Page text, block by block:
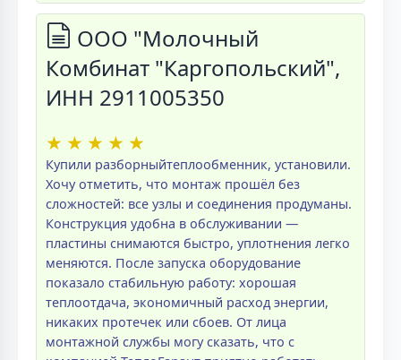
ООО "Молочный
Комбинат "Каргопольский",
ИНН 2911005350
★ ★ ★ ★ ★
Купили разборныйтеплообменник, установили.
Хочу отметить, что монтаж прошёл без
сложностей: все узлы и соединения продуманы.
Конструкция удобна в обслуживании —
пластины снимаются быстро, уплотнения легко
меняются. После запуска оборудование
показало стабильную работу: хорошая
теплоотдача, экономичный расход энергии,
никаких протечек или сбоев. От лица
монтажной службы могу сказать, что с